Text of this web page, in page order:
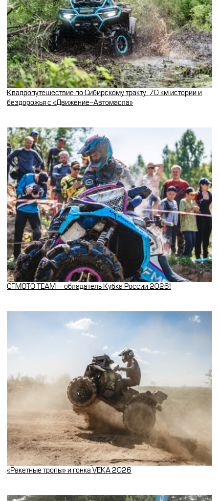
Квадропутешествие по Сибирскому тракту: 70 км истории и
бездорожья с «Движение-Автомасла»
CFMOTO TEAM — обладатель Кубка России 2026!
«Ракетные тропы» и гонка VEKA 2026